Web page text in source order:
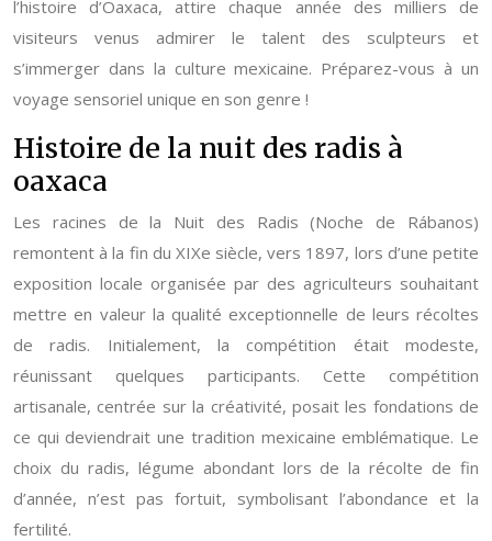
l’histoire d’Oaxaca, attire chaque année des milliers de
visiteurs venus admirer le talent des sculpteurs et
s’immerger dans la culture mexicaine. Préparez-vous à un
voyage sensoriel unique en son genre !
Histoire de la nuit des radis à
oaxaca
Les racines de la Nuit des Radis (Noche de Rábanos)
remontent à la fin du XIXe siècle, vers 1897, lors d’une petite
exposition locale organisée par des agriculteurs souhaitant
mettre en valeur la qualité exceptionnelle de leurs récoltes
de radis. Initialement, la compétition était modeste,
réunissant quelques participants. Cette compétition
artisanale, centrée sur la créativité, posait les fondations de
ce qui deviendrait une tradition mexicaine emblématique. Le
choix du radis, légume abondant lors de la récolte de fin
d’année, n’est pas fortuit, symbolisant l’abondance et la
fertilité.